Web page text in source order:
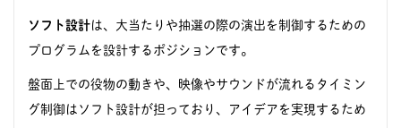
ソフト設計は、大当たりや抽選の際の演出を制御するための
プログラムを設計するポジションです。
盤面上での役物の動きや、映像やサウンドが流れるタイミン
グ制御はソフト設計が担っており、アイデアを実現するため